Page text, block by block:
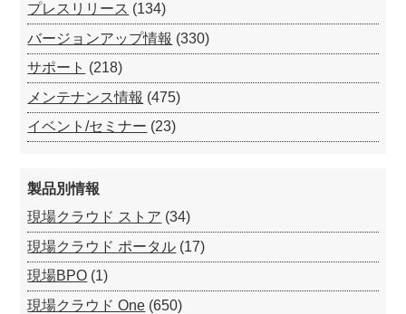
プレスリリース (134)
バージョンアップ情報 (330)
サポート (218)
メンテナンス情報 (475)
イベント/セミナー (23)
製品別情報
現場クラウド ストア (34)
現場クラウド ポータル (17)
現場BPO (1)
現場クラウド One (650)